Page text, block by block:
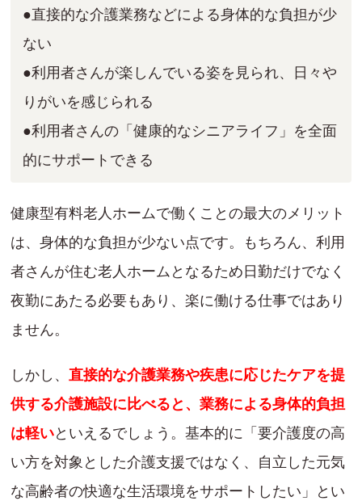
●直接的な介護業務などによる身体的な負担が少
ない
●利用者さんが楽しんでいる姿を見られ、日々や
りがいを感じられる
●利用者さんの「健康的なシニアライフ」を全面
的にサポートできる
健康型有料老人ホームで働くことの最大のメリット
は、身体的な負担が少ない点です。もちろん、利用
者さんが住む老人ホームとなるため日勤だけでなく
夜勤にあたる必要もあり、楽に働ける仕事ではあり
ません。
しかし、 直接的な介護業務や疾患に応じたケアを提
供する介護施設に比べると、業務による身体的負担
は軽いといえるでしょう。基本的に「要介護度の高
い方を対象とした介護支援ではなく、自立した元気
な高齢者の快適な生活環境をサポートしたい」とい